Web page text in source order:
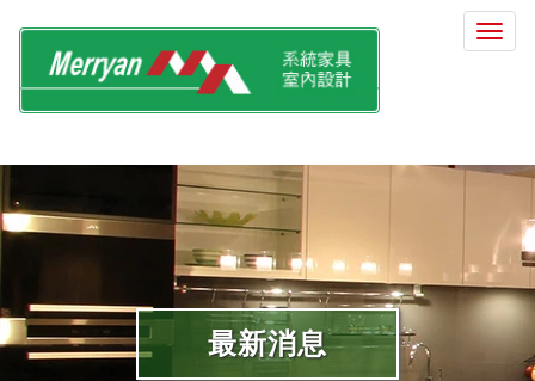
選
最新消息